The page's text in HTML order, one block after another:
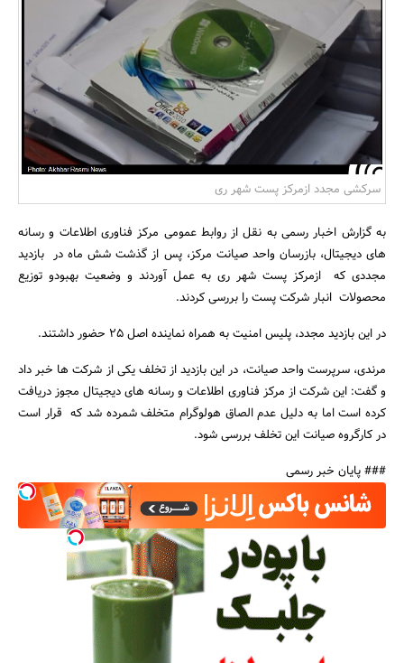
بانک، بیمه و سرمایه
مسکن و ساختمان
جستجو
سرکشی مجدد ازمرکز پست شهر ری
به گزارش اخبار رسمی به نقل از روابط عمومی مرکز فناوری اطلاعات و رسانه
های دیجیتال، بازرسان واحد صیانت مرکز، پس از گذشت شش ماه در بازدید
مجددی که ازمرکز پست شهر ری به عمل آوردند و وضعیت بهبودو توزیع
محصولات انبار شرکت پست را بررسی کردند.
در این بازدید مجدد، پلیس امنیت به همراه نماینده اصل 25 حضور داشتند.
مرندی، سرپرست واحد صیانت، در این بازدید از تخلف یکی از شرکت ها خبر داد
و گفت: این شرکت از مرکز فناوری اطلاعات و رسانه های دیجیتال مجوز دریافت
کرده است اما به دلیل عدم الصاق هولوگرام متخلف شمرده شد که قرار است
در کارگروه صیانت این تخلف بررسی شود.
### پایان خبر رسمی